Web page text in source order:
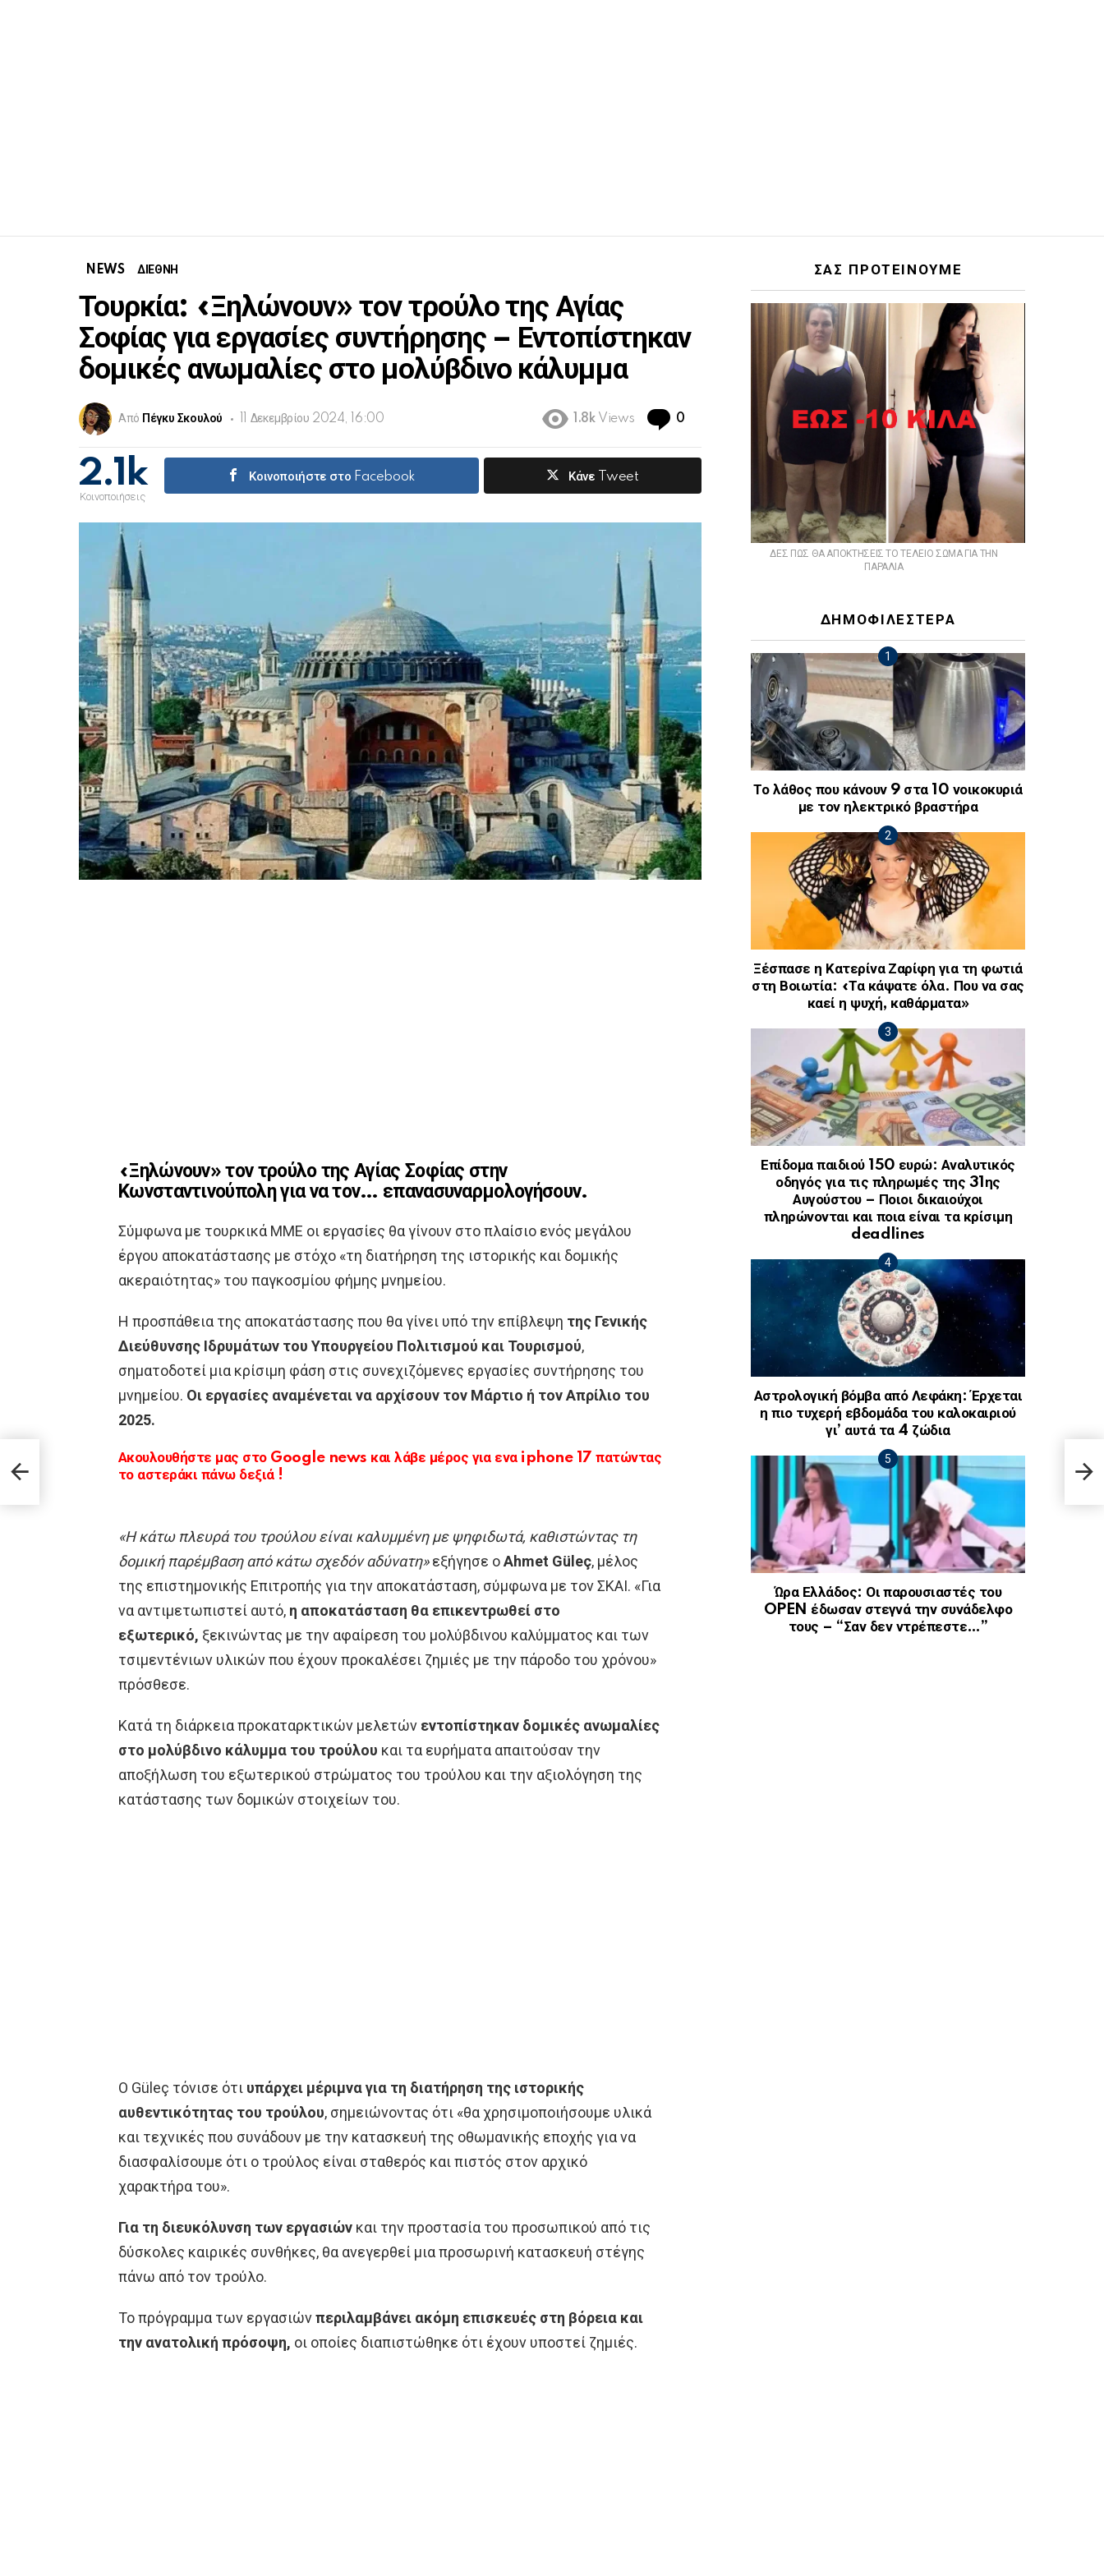
NEWS ΔΙΕΘΝΗ
Τουρκία: «Ξηλώνουν» τον τρούλο της Αγίας
Σοφίας για εργασίες συντήρησης – Εντοπίστηκαν
δομικές ανωμαλίες στο μολύβδινο κάλυμμα
Από Πέγκυ Σκουλού 11 Δεκεμβρίου 2024, 16:00 1.8k Views 0
2.1k
Κοινοποιήσεις
Κοινοποιήστε στο Facebook Κάνε Tweet
«Ξηλώνουν» τον τρούλο της Αγίας Σοφίας στην
Κωνσταντινούπολη για να τον… επανασυναρμολογήσουν.
Σύμφωνα με τουρκικά ΜΜΕ οι εργασίες θα γίνουν στο πλαίσιο ενός μεγάλου
έργου αποκατάστασης με στόχο «τη διατήρηση της ιστορικής και δομικής
ακεραιότητας» του παγκοσμίου φήμης μνημείου.
Η προσπάθεια της αποκατάστασης που θα γίνει υπό την επίβλεψη της Γενικής
Διεύθυνσης Ιδρυμάτων του Υπουργείου Πολιτισμού και Τουρισμού,
σηματοδοτεί μια κρίσιμη φάση στις συνεχιζόμενες εργασίες συντήρησης του
μνημείου. Οι εργασίες αναμένεται να αρχίσουν τον Μάρτιο ή τον Απρίλιο του
2025.
Ακουλουθήστε μας στο Google news και λάβε μέρος για ενα iphone 17 πατώντας
το αστεράκι πάνω δεξιά !
«Η κάτω πλευρά του τρούλου είναι καλυμμένη με ψηφιδωτά, καθιστώντας τη
δομική παρέμβαση από κάτω σχεδόν αδύνατη»εξήγησε οAhmet Güleç, μέλος
της επιστημονικής Επιτροπής για την αποκατάσταση, σύμφωνα με τον ΣΚΑΙ. «Για
να αντιμετωπιστεί αυτό, η αποκατάσταση θα επικεντρωθεί στο
εξωτερικό, ξεκινώντας με την αφαίρεση του μολύβδινου καλύμματος και των
τσιμεντένιων υλικών που έχουν προκαλέσει ζημιές με την πάροδο του χρόνου»
πρόσθεσε.
Κατά τη διάρκεια προκαταρκτικών μελετών εντοπίστηκαν δομικές ανωμαλίες
στο μολύβδινο κάλυμμα του τρούλου και τα ευρήματα απαιτούσαν την
αποξήλωση του εξωτερικού στρώματος του τρούλου και την αξιολόγηση της
κατάστασης των δομικών στοιχείων του.
Ο Güleç τόνισε ότι υπάρχει μέριμνα για τη διατήρηση της ιστορικής
αυθεντικότητας του τρούλου, σημειώνοντας ότι «θα χρησιμοποιήσουμε υλικά
και τεχνικές που συνάδουν με την κατασκευή της οθωμανικής εποχής για να
διασφαλίσουμε ότι ο τρούλος είναι σταθερός και πιστός στον αρχικό
χαρακτήρα του».
Για τη διευκόλυνση των εργασιών και την προστασία του προσωπικού από τις
δύσκολες καιρικές συνθήκες, θα ανεγερθεί μια προσωρινή κατασκευή στέγης
πάνω από τον τρούλο.
Το πρόγραμμα των εργασιώνπεριλαμβάνει ακόμη επισκευές στη βόρεια και
την ανατολική πρόσοψη, οι οποίες διαπιστώθηκε ότι έχουν υποστεί ζημιές.
Τα
ΣΑΣ ΠΡΟΤΕΙΝΟΥΜΕ
ΔΕΣ ΠΩΣ ΘΑ ΑΠΟΚΤΗΣΕΙΣ ΤΟ ΤΕΛΕΙΟ ΣΩΜΑ ΓΙΑ ΤΗΝ
ΠΑΡΑΛΙΑ
ΔΗΜΟΦΙΛΕΣΤΕΡΑ
Το λάθος που κάνουν 9 στα 10 νοικοκυριά
με τον ηλεκτρικό βραστήρα
Ξέσπασε η Κατερίνα Ζαρίφη για τη φωτιά
στη Βοιωτία: «Τα κάψατε όλα. Που να σας
καεί η ψυχή, καθάρματα»
Επίδομα παιδιού 150 ευρώ: Αναλυτικός
οδηγός για τις πληρωμές της 31ης
Αυγούστου – Ποιοι δικαιούχοι
πληρώνονται και ποια είναι τα κρίσιμη
deadlines
Αστρολογική βόμβα από Λεφάκη: Έρχεται
η πιο τυχερή εβδομάδα του καλοκαιριού
γι’ αυτά τα 4 ζώδια
Ώρα Ελλάδος: Οι παρουσιαστές του
OPEN έδωσαν στεγνά την συνάδελφο
τους – “Σαν δεν ντρέπεστε…”